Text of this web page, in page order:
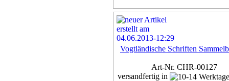
Vogtländische Schriften
Art-Nr. CHR-00127
versandfertig in